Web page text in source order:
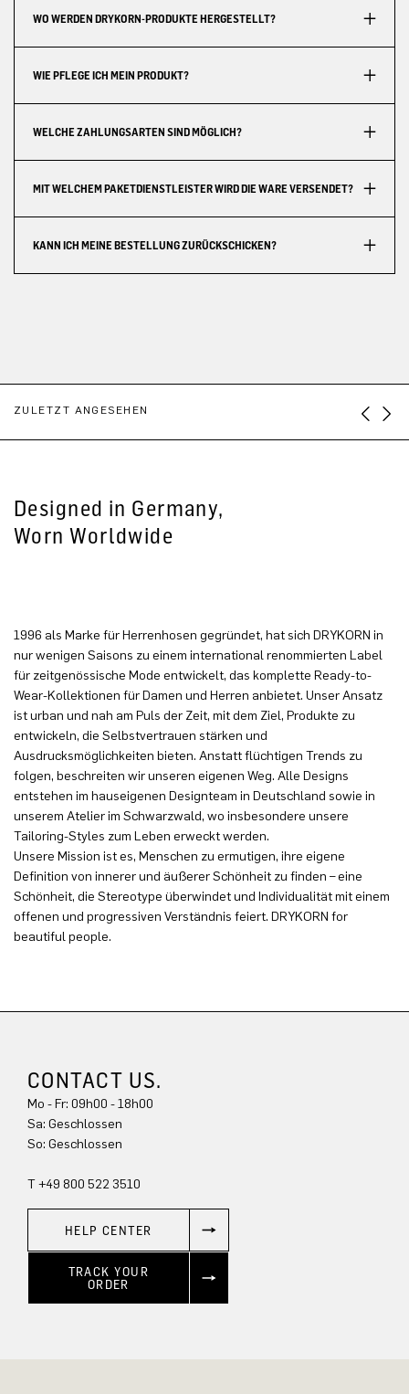
WO WERDEN DRYKORN-PRODUKTE HERGESTELLT?
WIE PFLEGE ICH MEIN PRODUKT?
WELCHE ZAHLUNGSARTEN SIND MÖGLICH?
MIT WELCHEM PAKETDIENSTLEISTER WIRD DIE WARE VERSENDET?
KANN ICH MEINE BESTELLUNG ZURÜCKSCHICKEN?
ZULETZT ANGESEHEN
Designed in Germany,
Worn Worldwide
1996 als Marke für Herrenhosen gegründet, hat sich DRYKORN in
nur wenigen Saisons zu einem international renommierten Label
für zeitgenössische Mode entwickelt, das komplette Ready-to-
Wear-Kollektionen für Damen und Herren anbietet. Unser Ansatz
ist urban und nah am Puls der Zeit, mit dem Ziel, Produkte zu
entwickeln, die Selbstvertrauen stärken und
Ausdrucksmöglichkeiten bieten. Anstatt flüchtigen Trends zu
folgen, beschreiten wir unseren eigenen Weg. Alle Designs
entstehen im hauseigenen Designteam in Deutschland sowie in
unserem Atelier im Schwarzwald, wo insbesondere unsere
Tailoring-Styles zum Leben erweckt werden.
Unsere Mission ist es, Menschen zu ermutigen, ihre eigene
Definition von innerer und äußerer Schönheit zu finden – eine
Schönheit, die Stereotype überwindet und Individualität mit einem
offenen und progressiven Verständnis feiert. DRYKORN for
beautiful people.
CONTACT US.
Mo - Fr: 09h00 - 18h00
Sa: Geschlossen
So: Geschlossen
T +49 800 522 3510
HELP CENTER
TRACK YOUR
ORDER